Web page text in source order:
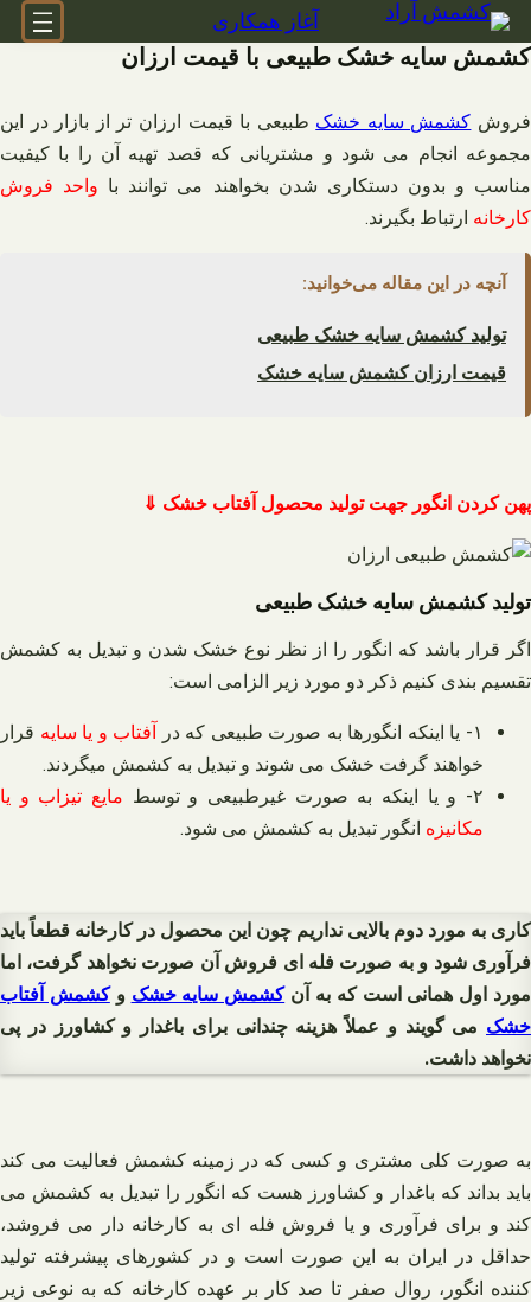
رفتن
به
محتوا
آغاز همکاری
کشمش سایه خشک طبیعی با قیمت ارزان
فروش کشمش سایه خشک طبیعی با قیمت ارزان تر از بازار در این
مجموعه انجام می شود و مشتریانی که قصد تهیه آن را با کیفیت
مناسب و بدون دستکاری شدن بخواهند می توانند با واحد فروش
کارخانه ارتباط بگیرند.
آنچه در این مقاله می‌خوانید:
تولید کشمش سایه خشک طبیعی
قیمت ارزان کشمش سایه خشک
پهن کردن انگور جهت تولید محصول آفتاب خشک ⇓
تولید کشمش سایه خشک طبیعی
اگر قرار باشد که انگور را از نظر نوع خشک شدن و تبدیل به کشمش
تقسیم بندی کنیم ذکر دو مورد زیر الزامی است:
۱- یا اینکه انگورها به صورت طبیعی که در آفتاب و یا سایه قرار
خواهند گرفت خشک می شوند و تبدیل به کشمش میگردند.
۲- و یا اینکه به صورت غیرطبیعی و توسط
مایع تیزاب و یا
مکانیزه انگور تبدیل به کشمش می شود.
کاری به مورد دوم بالایی نداریم چون این محصول در کارخانه قطعاً باید
فرآوری شود و به صورت فله ای فروش آن صورت نخواهد گرفت، اما
مورد اول همانی است که به آنکشمش سایه خشک وکشمش آفتاب
خشک می گویند و عملاً هزینه چندانی برای باغدار و کشاورز در پی
نخواهد داشت.
به صورت کلی مشتری و کسی که در زمینه کشمش فعالیت می کند
باید بداند که باغدار و کشاورز هست که انگور را تبدیل به کشمش می
کند و برای فرآوری و یا فروش فله ای به کارخانه دار می فروشد،
حداقل در ایران به این صورت است و در کشورهای پیشرفته تولید
کننده انگور، روال صفر تا صد کار بر عهده کارخانه که به نوعی زیر